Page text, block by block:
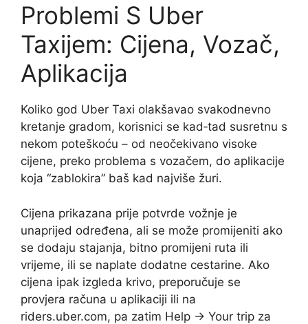
Problemi S Uber
Taxijem: Cijena, Vozač,
Aplikacija
Koliko god Uber Taxi olakšavao svakodnevno
kretanje gradom, korisnici se kad‑tad susretnu s
nekom poteškoću – od neočekivano visoke
cijene, preko problema s vozačem, do aplikacije
koja “zablokira” baš kad najviše žuri.
Cijena prikazana prije potvrde vožnje je
unaprijed određena, ali se može promijeniti ako
se dodaju stajanja, bitno promijeni ruta ili
vrijeme, ili se naplate dodatne cestarine. Ako
cijena ipak izgleda krivo, preporučuje se
provjera računa u aplikaciji ili na
riders.uber.com, pa zatim Help → Your trip za